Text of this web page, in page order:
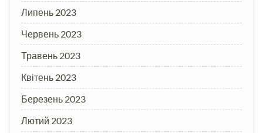
Липень 2023
Червень 2023
Травень 2023
Квітень 2023
Березень 2023
Лютий 2023